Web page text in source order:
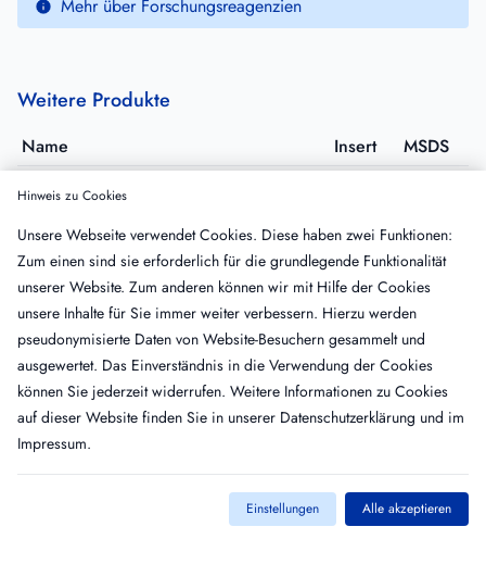
Mehr über Forschungsreagenzien
Weitere Produkte
Name Insert
MSDS
S-2238™
BIOPHEN CS-01(38)
229001C · VE: 12x25 mg
BIOPHEN CS-01(38)
229001 VE: 25 mg
BIOPHEN CS-01(81)
229005 · VE: 25 mg
ImpressumAGBDatenschutz
Hinweis zu Cookies
Unsere Webseite verwendet Cookies. Diese haben zwei Funktionen:
Zum einen sind sie erforderlich für die grundlegende Funktionalität
unserer Website. Zum anderen können wir mit Hilfe der Cookies
unsere Inhalte für Sie immer weiter verbessern. Hierzu werden
pseudonymisierte Daten von Website-Besuchern gesammelt und
ausgewertet. Das Einverständnis in die Verwendung der Cookies
können Sie jederzeit widerrufen. Weitere Informationen zu Cookies
auf dieser Website finden Sie in unserer Datenschutzerklärung und im
Impressum.
Einstellungen Alle akzeptieren